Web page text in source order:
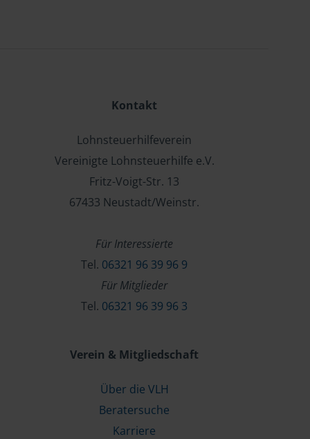
Kontakt
Lohnsteuerhilfeverein
Vereinigte Lohnsteuerhilfe e.V.
Fritz-Voigt-Str. 13
67433 Neustadt/Weinstr.
Für Interessierte
Tel. 06321 96 39 96 9
Für Mitglieder
Tel. 06321 96 39 96 3
Verein & Mitgliedschaft
Über die VLH
Beratersuche
Karriere